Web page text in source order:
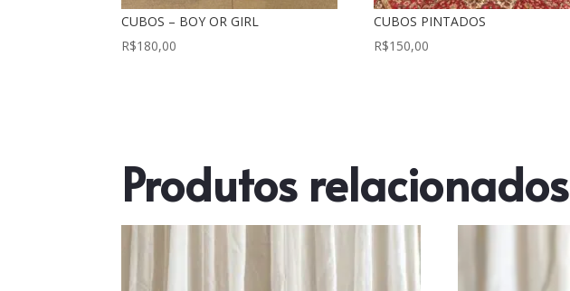
CUBOS – BOY OR GIRL
R$180,00
CUBOS PINTADOS
R$150,00
Produtos relacionados